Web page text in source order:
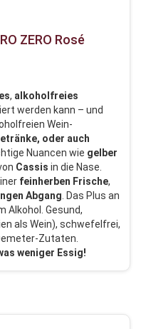
ZERO Rosé
, alkoholfreies
werden kann – und
Wein-
oder auch
Nuancen wie gelber
Cassis in die Nase.
feinherben Frische,
Abgang . Das Plus an
Alkohol. Gesund,
als Wein), schwefelfrei,
Zutaten.
weniger Essig!